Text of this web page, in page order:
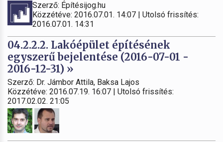
Szerző: Építésijog.hu
Közzétéve: 2016.07.01. 14:07 | Utolsó frissítés:
2016.07.01. 14:31
04.2.2.2. Lakóépület építésének
egyszerű bejelentése (2016-07-01 -
2016-12-31) »
Szerző: Dr. Jámbor Attila, Baksa Lajos
Közzétéve: 2016.07.19. 16:07 | Utolsó frissítés:
2017.02.02. 21:05